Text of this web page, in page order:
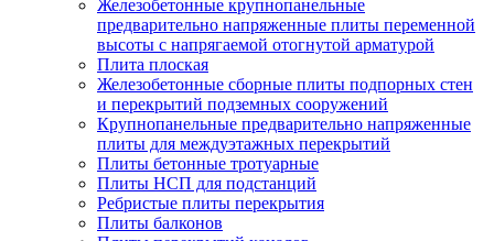
Железобетонные крупнопанельные
предварительно напряженные плиты переменной
высоты с напрягаемой отогнутой арматурой
Плита плоская
Железобетонные сборные плиты подпорных стен
и перекрытий подземных сооружений
Крупнопанельные предварительно напряженные
плиты для междуэтажных перекрытий
Плиты бетонные тротуарные
Плиты НСП для подстанций
Ребристые плиты перекрытия
Плиты балконов